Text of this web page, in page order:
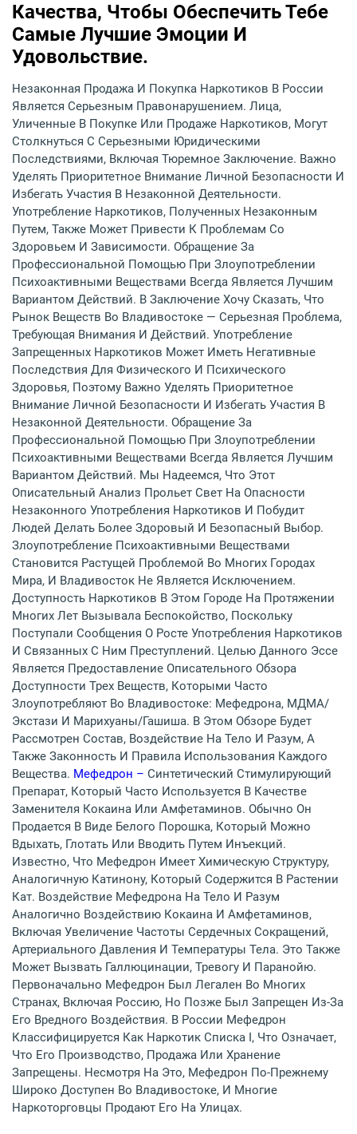
Качества, Чтобы Обеспечить Тебе
Самые Лучшие Эмоции И
Удовольствие.
Незаконная Продажа И Покупка Наркотиков В России
Является Серьезным Правонарушением. Лица,
Уличенные В Покупке Или Продаже Наркотиков, Могут
Столкнуться С Серьезными Юридическими
Последствиями, Включая Тюремное Заключение. Важно
Уделять Приоритетное Внимание Личной Безопасности И
Избегать Участия В Незаконной Деятельности.
Употребление Наркотиков, Полученных Незаконным
Путем, Также Может Привести К Проблемам Со
Здоровьем И Зависимости. Обращение За
Профессиональной Помощью При Злоупотреблении
Психоактивными Веществами Всегда Является Лучшим
Вариантом Действий. В Заключение Хочу Сказать, Что
Рынок Веществ Во Владивостоке — Серьезная Проблема,
Требующая Внимания И Действий. Употребление
Запрещенных Наркотиков Может Иметь Негативные
Последствия Для Физического И Психического
Здоровья, Поэтому Важно Уделять Приоритетное
Внимание Личной Безопасности И Избегать Участия В
Незаконной Деятельности. Обращение За
Профессиональной Помощью При Злоупотреблении
Психоактивными Веществами Всегда Является Лучшим
Вариантом Действий. Мы Надеемся, Что Этот
Описательный Анализ Прольет Свет На Опасности
Незаконного Употребления Наркотиков И Побудит
Людей Делать Более Здоровый И Безопасный Выбор.
Злоупотребление Психоактивными Веществами
Становится Растущей Проблемой Во Многих Городах
Мира, И Владивосток Не Является Исключением.
Доступность Наркотиков В Этом Городе На Протяжении
Многих Лет Вызывала Беспокойство, Поскольку
Поступали Сообщения О Росте Употребления Наркотиков
И Связанных С Ним Преступлений. Целью Данного Эссе
Является Предоставление Описательного Обзора
Доступности Трех Веществ, Которыми Часто
Злоупотребляют Во Владивостоке: Мефедрона, МДМА/
Экстази И Марихуаны/гашиша. В Этом Обзоре Будет
Рассмотрен Состав, Воздействие На Тело И Разум, А
Также Законность И Правила Использования Каждого
Вещества. Мефедрон – Синтетический Стимулирующий
Препарат, Который Часто Используется В Качестве
Заменителя Кокаина Или Амфетаминов. Обычно Он
Продается В Виде Белого Порошка, Который Можно
Вдыхать, Глотать Или Вводить Путем Инъекций.
Известно, Что Мефедрон Имеет Химическую Структуру,
Аналогичную Катинону, Который Содержится В Растении
Кат. Воздействие Мефедрона На Тело И Разум
Аналогично Воздействию Кокаина И Амфетаминов,
Включая Увеличение Частоты Сердечных Сокращений,
Артериального Давления И Температуры Тела. Это Также
Может Вызвать Галлюцинации, Тревогу И Паранойю.
Первоначально Мефедрон Был Легален Во Многих
Странах, Включая Россию, Но Позже Был Запрещен Из-За
Его Вредного Воздействия. В России Мефедрон
Классифицируется Как Наркотик Списка I, Что Означает,
Что Его Производство, Продажа Или Хранение
Запрещены. Несмотря На Это, Мефедрон По-Прежнему
Широко Доступен Во Владивостоке, И Многие
Наркоторговцы Продают Его На Улицах.